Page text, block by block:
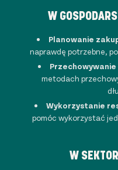
W
Planowanie
naprawdę potrzebne,
Przechowywanie
metodach
Wykorzystanie
pomóc wykorzystać
W